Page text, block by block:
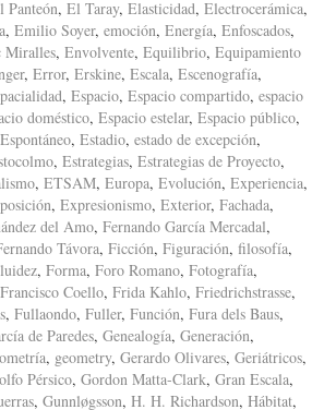
Panteón, El Taray, Elasticidad, Electrocerámica,
, Emilio Soyer, emoción, Energía, Enfoscados,
Miralles, Envolvente, Equilibrio, Equipamiento
, Error, Erskine, Escala, Escenografía,
, Espacio, Espacio compartido, espacio
doméstico, Espacio estelar, Espacio público,
Espontáneo, Estadio, estado de excepción,
, Estrategias, Estrategias de Proyecto,
, ETSAM, Europa, Evolución, Experiencia,
, Expresionismo, Exterior, Fachada,
del Amo, Fernando García Mercadal,
Távora, Ficción, Figuración, filosofía,
, Forma, Foro Romano, Fotografía,
Francisco Coello, Frida Kahlo, Friedrichstrasse,
, Fullaondo, Fuller, Función, Fura dels Baus,
de Paredes, Genealogía, Generación,
, geometry, Gerardo Olivares, Geriátricos,
Pérsico, Gordon Matta-Clark, Gran Escala,
, Gunnløgsson, H. H. Richardson, Hábitat,